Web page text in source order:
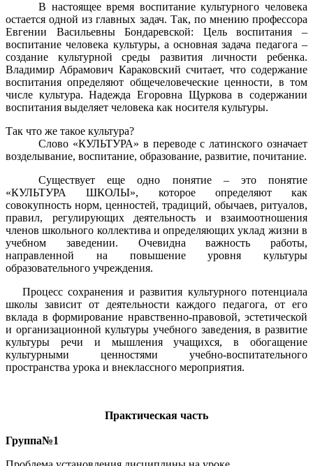
В настоящее время воспитание культурного человека
остается одной из главных задач. Так, по мнению профессора
Евгении Васильевны Бондаревской: Цель воспитания –
воспитание человека культуры, а основная задача педагога –
создание культурной среды развития личности ребенка.
Владимир Абрамович Караковский считает, что содержание
воспитания определяют общечеловеческие ценности, в том
числе культура. Надежда Егоровна Щуркова в содержании
воспитания выделяет человека как носителя культуры.
Так что же такое культура?
Слово «КУЛЬТУРА» в переводе с латинского означает
возделывание, воспитание, образование, развитие, почитание.
Существует еще одно понятие – это понятие
«КУЛЬТУРА ШКОЛЫ», которое определяют как
совокупность норм, ценностей, традиций, обычаев, ритуалов,
правил, регулирующих деятельность и взаимоотношения
членов школьного коллектива и определяющих уклад жизни в
учебном заведении. Очевидна важность работы,
направленной на повышение уровня культуры
образовательного учреждения.
Процесс сохранения и развития культурного потенциала
школы зависит от деятельности каждого педагога, от его
вклада в формирование нравственно-правовой, эстетической
и организационной культуры учебного заведения, в развитие
культуры речи и мышления учащихся, в обогащение
культурными ценностями учебно-воспитательного
пространства урока и внеклассного мероприятия.
Практическая часть
Группа№1